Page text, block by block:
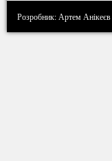
Розробник: Артем Анікеєв